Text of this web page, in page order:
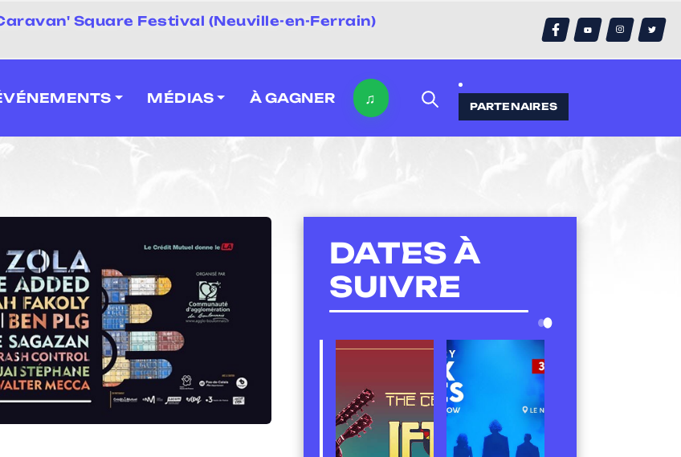
Square Festival (Neuville-en-Ferrain)
MÉDIAS À GAGNER ♫ PARTENAIRES
DATES À
SUIVRE